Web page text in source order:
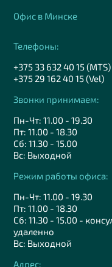
Офис в Минске
Телефоны:
+375 33 632 40 15
+375 29 162 40 15 (Vel)
Звонки принимаем:
Пн-Чт: 11.00 - 19.30
Пт: 11.00 - 18.30
Сб: 11.30 - 15.00
Вс: Выходной
Режим работы офиса:
Пн-Чт: 11.00 - 19.30
Пт: 11.00 - 18.30
Сб: 11.30 - 15.00 -
удаленно
Вс: Выходной
Адрес: